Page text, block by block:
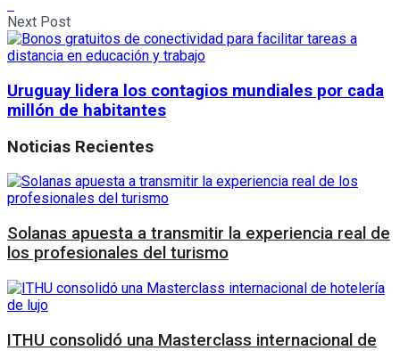
Next Post
Uruguay lidera los contagios mundiales por cada
millón de habitantes
Noticias Recientes
Solanas apuesta a transmitir la experiencia real de
los profesionales del turismo
ITHU consolidó una Masterclass internacional de